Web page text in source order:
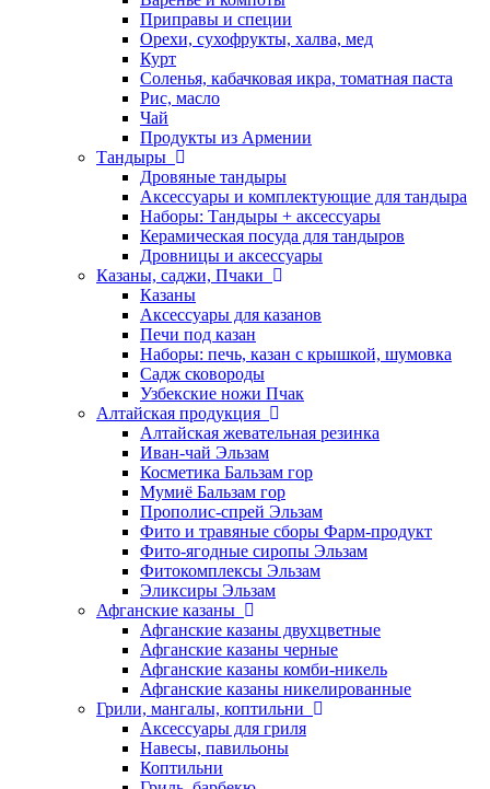
Приправы и специи
Орехи, сухофрукты, халва, мед
Курт
Соленья, кабачковая икра, томатная паста
Рис, масло
Чай
Продукты из Армении
Тандыры
Дровяные тандыры
Аксессуары и комплектующие для тандыра
Наборы: Тандыры + аксессуары
Керамическая посуда для тандыров
Дровницы и аксессуары
Казаны, саджи, Пчаки
Казаны
Аксессуары для казанов
Печи под казан
Наборы: печь, казан с крышкой, шумовка
Садж сковороды
Узбекские ножи Пчак
Алтайская продукция
Алтайская жевательная резинка
Иван-чай Эльзам
Косметика Бальзам гор
Мумиё Бальзам гор
Прополис-спрей Эльзам
Фито и травяные сборы Фарм-продукт
Фито-ягодные сиропы Эльзам
Фитокомплексы Эльзам
Эликсиры Эльзам
Афганские казаны
Афганские казаны двухцветные
Афганские казаны черные
Афганские казаны комби-никель
Афганские казаны никелированные
Грили, мангалы, коптильни
Аксессуары для гриля
Навесы, павильоны
Коптильни